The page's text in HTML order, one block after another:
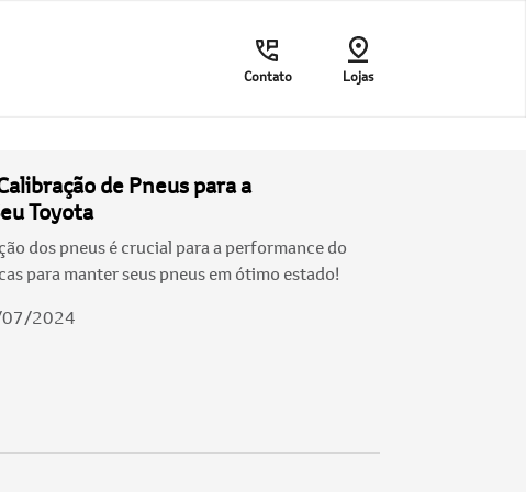
Contato Lojas
de Pneus para a
Toyota
dos pneus é crucial para a performance do
para manter seus pneus em ótimo estado!
07/2024